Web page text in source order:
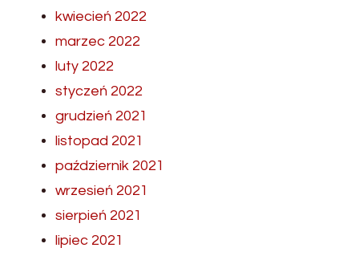
kwiecień 2022
marzec 2022
luty 2022
styczeń 2022
grudzień 2021
listopad 2021
październik 2021
wrzesień 2021
sierpień 2021
lipiec 2021